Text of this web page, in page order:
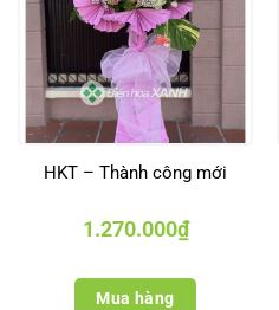
HKT – Thành công mới
1.270.000₫
Mua hàng